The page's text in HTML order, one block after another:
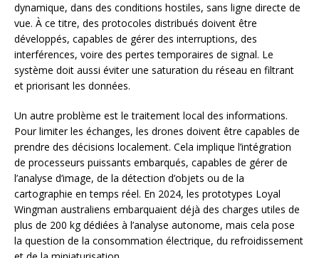
dynamique, dans des conditions hostiles, sans ligne directe de
vue. À ce titre, des protocoles distribués doivent être
développés, capables de gérer des interruptions, des
interférences, voire des pertes temporaires de signal. Le
système doit aussi éviter une saturation du réseau en filtrant
et priorisant les données.
Un autre problème est le traitement local des informations.
Pour limiter les échanges, les drones doivent être capables de
prendre des décisions localement. Cela implique l’intégration
de processeurs puissants embarqués, capables de gérer de
l’analyse d’image, de la détection d’objets ou de la
cartographie en temps réel. En 2024, les prototypes Loyal
Wingman australiens embarquaient déjà des charges utiles de
plus de 200 kg dédiées à l’analyse autonome, mais cela pose
la question de la consommation électrique, du refroidissement